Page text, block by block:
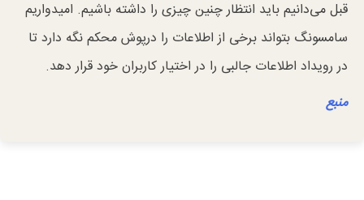
قبل می‌دانیم باید انتظار چنین چیزی را داشته باشیم. امیدواریم
سامسونگ بتواند برخی از اطلاعات را درپوش محکم نگه دارد تا
در رویداد اطلاعات جالبی را در اختیار کاربران خود قرار دهد.
منبع